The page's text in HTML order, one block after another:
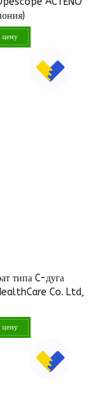
цену
типа C-дуга
Co. Ltd,
цену